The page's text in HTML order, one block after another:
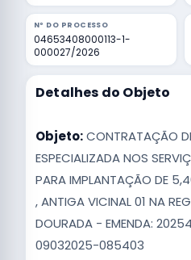
Nº DO PROCESSO
04653408000113-1-
000027/2026
Detalhes do Objeto
Objeto:CONTRATAÇÃO
ESPECIALIZADA NOS
PARA IMPLANTAÇÃO DE
, ANTIGA VICINAL 01 NA
DOURADA - EMENDA:
09032025-085403